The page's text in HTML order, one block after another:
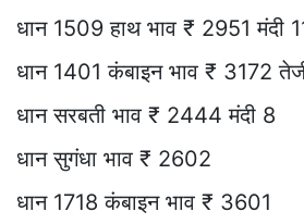
धान 1509 हाथ भाव ₹ 2951 मंदी
धान 1401 कंबाइन भाव ₹ 3172
धान सरबती भाव ₹ 2444 मंदी 8
धान सुगंधा भाव ₹ 2602
धान 1718 कंबाइन भाव ₹ 3601